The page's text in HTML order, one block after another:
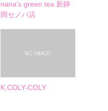
nana’s green tea 新静
岡セノバ店
K.COLY-COLY